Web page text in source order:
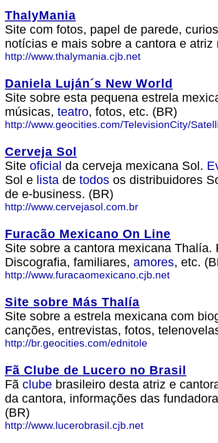
ThalyMania
Site com fotos, papel de parede,
notícias e mais sobre a cantora e atriz
http://www.thalymania.cjb.net
Daniela Luján´s New World
Site sobre esta pequena estrela
músicas, teatro, fotos, etc. (BR)
http://www.geocities.com/TelevisionCity/
Cerveja Sol
Site oficial da cerveja mexicana Sol.
Sol e lista de todos os distribuidores
de e-business. (BR)
http://www.cervejasol.com.br
Furacão Mexicano On Line
Site sobre a cantora mexicana
Discografia, familiares, amores, etc.
http://www.furacaomexicano.cjb.net
Site sobre Más Thalía
Site sobre a estrela mexicana com
canções, entrevistas, fotos,
http://br.geocities.com/ednitole
Fã Clube de Lucero no Brasil
Fã clube brasileiro desta atriz e
da cantora, informações das
(BR)
http://www.lucerobrasil.cjb.net